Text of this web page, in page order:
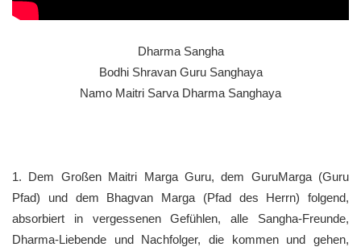
Dharma Sangha
Bodhi Shravan Guru Sanghaya
Namo Maitri Sarva Dharma Sanghaya
1. Dem Großen Maitri Marga Guru, dem GuruMarga (Guru
Pfad) und dem Bhagvan Marga (Pfad des Herrn) folgend,
absorbiert in vergessenen Gefühlen, alle Sangha-Freunde,
Dharma-Liebende und Nachfolger, die kommen und gehen,